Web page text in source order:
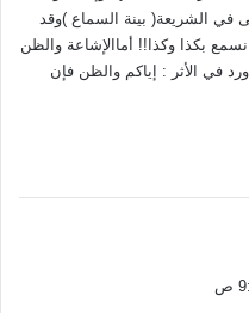
الشريعة( بينة السماع )وقد
نسمع بكذا وكذا!! أماالإشاعة والظن
في الأثر : إياكم والظن فإن